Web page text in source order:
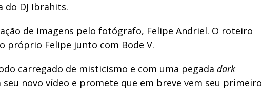
DJ Ibrahits.
de imagens pelo fotógrafo, Felipe Andriel. O roteiro
próprio Felipe junto com Bode V.
carregado de misticismo e com uma pegada dark
seu novo vídeo e promete que em breve vem seu primeiro